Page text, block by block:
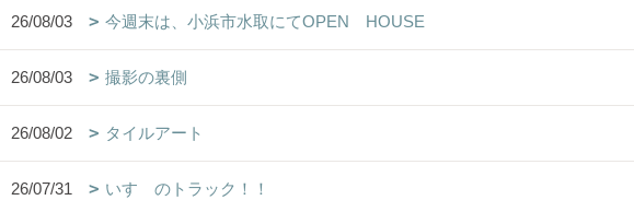
26/08/03 今週末は、小浜市水取にてOPEN HOUSE
26/08/03 撮影の裏側
26/08/02 タイルアート
26/07/31 いすゞのトラック！！